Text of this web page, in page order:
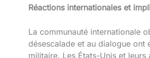
Réactions internationales et
La communauté internationale
désescalade et au dialogue ont
militaire. Les États-Unis et